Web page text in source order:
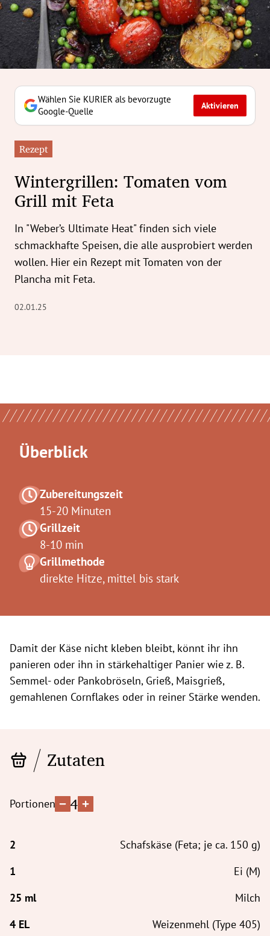
Untermenü
Untermenü
Untermenü
Untermenü
Untermenü
Untermenü
Untermenü
Untermenü
Wählen Sie KURIER als bevorzugte
Google-Quelle
Aktivieren
Rezept
Wintergrillen: Tomaten vom
Grill mit Feta
In "Weber’s Ultimate Heat" finden sich viele
schmackhafte Speisen, die alle ausprobiert werden
wollen. Hier ein Rezept mit Tomaten von der
Plancha mit Feta.
02.01.25
Überblick
Zubereitungszeit
15-20 Minuten
Grillzeit
8-10 min
Grillmethode
direkte Hitze, mittel bis stark
Damit der Käse nicht kleben bleibt, könnt ihr ihn
panieren oder ihn in stärkehaltiger Panier wie z. B.
Semmel- oder Pankobröseln, Grieß, Maisgrieß,
gemahlenen Cornflakes oder in reiner Stärke wenden.
Zutaten
Portionen 4
Schafskäse (Feta; je ca. 150 g)
Ei (M)
Milch
Weizenmehl (Type 405)